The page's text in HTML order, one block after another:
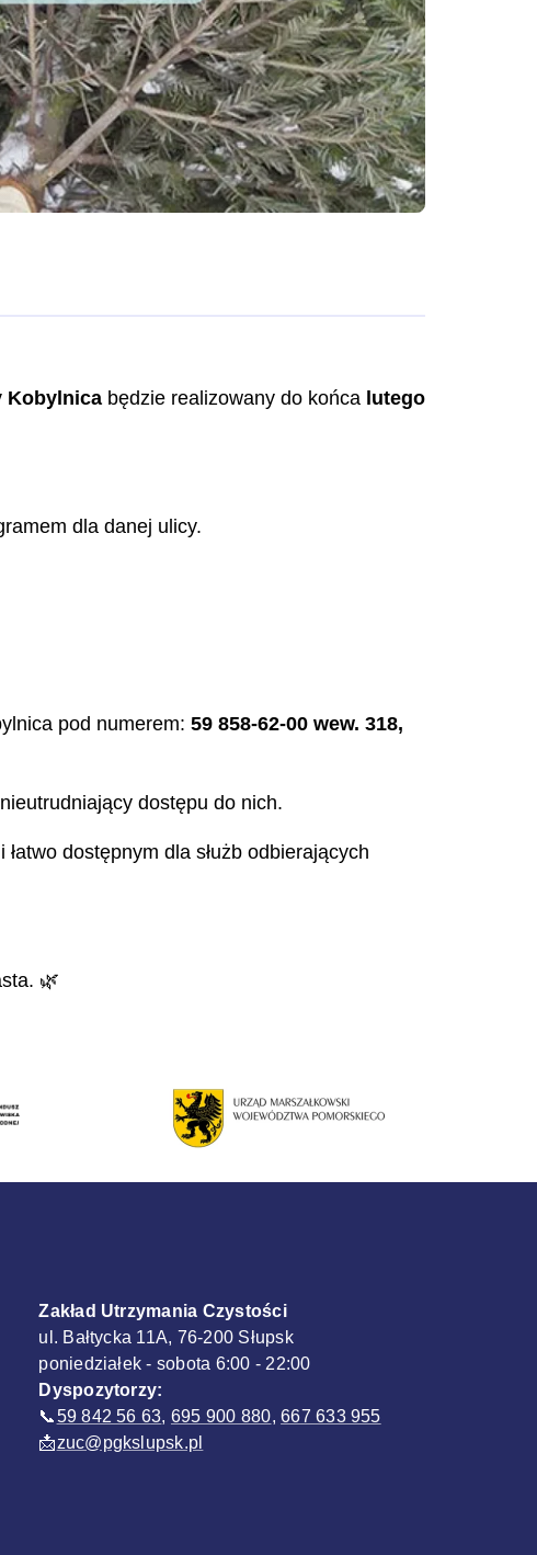
Kobylnica będzie realizowany do końca lutego
dla danej ulicy.
pod numerem: 59 858-62-00 wew. 318,
dostępu do nich.
dostępnym dla służb odbierających
🌿
Zakład Utrzymania Czystości
ul. Bałtycka 11A, 76-200 Słupsk
poniedziałek - sobota 6:00 - 22:00
Dyspozytorzy:
📞59 842 56 63, 695 900 880,667 633 955
📩zuc@pgkslupsk.pl